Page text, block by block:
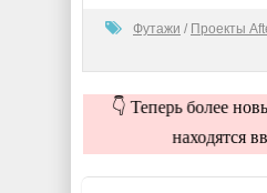
Футажи / Проекты
👇 Теперь более
находятся